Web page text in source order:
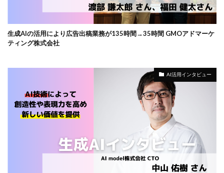
生成AIの活用により広告出稿業務が135時間→35時間 GMOアドマーケ
ティング株式会社
AI活用インタビュー